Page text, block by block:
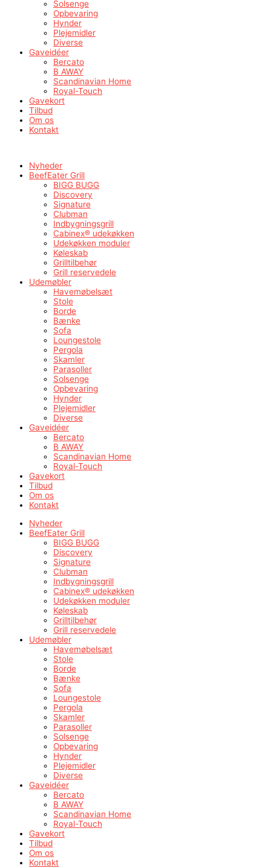
Solsenge
Opbevaring
Hynder
Plejemidler
Diverse
Gaveidéer
Bercato
B AWAY
Scandinavian Home
Royal-Touch
Gavekort
Tilbud
Om os
Kontakt
Nyheder
BeefEater Grill
BIGG BUGG
Discovery
Signature
Clubman
Indbygningsgrill
Cabinex® udekøkken
Udekøkken moduler
Køleskab
Grilltilbehør
Grill reservedele
Udemøbler
Havemøbelsæt
Stole
Borde
Bænke
Sofa
Loungestole
Pergola
Skamler
Parasoller
Solsenge
Opbevaring
Hynder
Plejemidler
Diverse
Gaveidéer
Bercato
B AWAY
Scandinavian Home
Royal-Touch
Gavekort
Tilbud
Om os
Kontakt
Nyheder
BeefEater Grill
BIGG BUGG
Discovery
Signature
Clubman
Indbygningsgrill
Cabinex® udekøkken
Udekøkken moduler
Køleskab
Grilltilbehør
Grill reservedele
Udemøbler
Havemøbelsæt
Stole
Borde
Bænke
Sofa
Loungestole
Pergola
Skamler
Parasoller
Solsenge
Opbevaring
Hynder
Plejemidler
Diverse
Gaveidéer
Bercato
B AWAY
Scandinavian Home
Royal-Touch
Gavekort
Tilbud
Om os
Kontakt